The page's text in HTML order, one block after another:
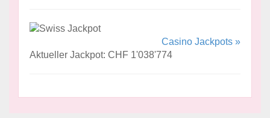
Casino Jackpots »
Aktueller Jackpot: CHF 1'038'774